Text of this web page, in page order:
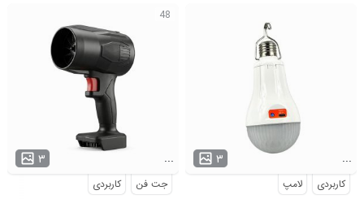
48
۳ ...
جت فن کاربردی
۳ ...
کاربردی لامپ